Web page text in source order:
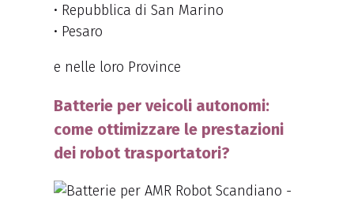
• Repubblica di San Marino
• Pesaro
e nelle loro Province
Batterie per veicoli autonomi:
come ottimizzare le prestazioni
dei robot trasportatori?